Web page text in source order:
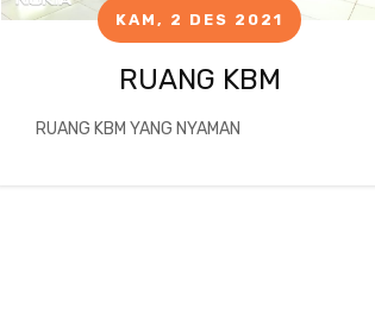
KAM, 2 DES 2021
RUANG KBM
RUANG KBM YANG NYAMAN